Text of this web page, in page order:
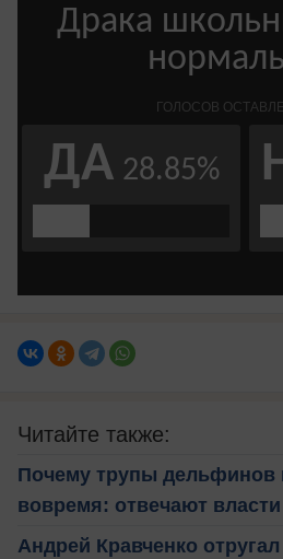
Читайте также:
Почему трупы дельфинов
вовремя: отвечают
Андрей Кравченко